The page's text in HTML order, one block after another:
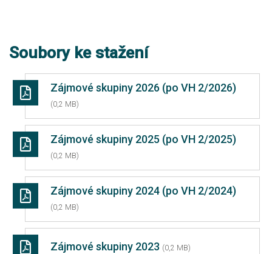
Soubory ke stažení
Zájmové skupiny 2026 (po VH 2/2026)
(0,2 MB)
Zájmové skupiny 2025 (po VH 2/2025)
(0,2 MB)
Zájmové skupiny 2024 (po VH 2/2024)
(0,2 MB)
Zájmové skupiny 2023 (0,2 MB)